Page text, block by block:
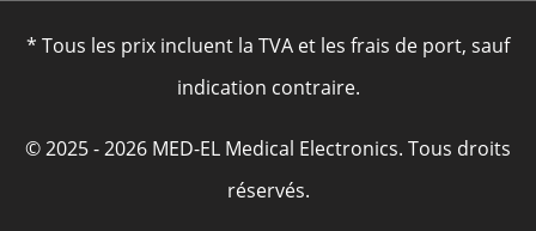
* Tous les prix incluent la TVA et les frais de port, sauf
indication contraire.
© 2025 - 2026 MED-EL Medical Electronics. Tous droits
réservés.